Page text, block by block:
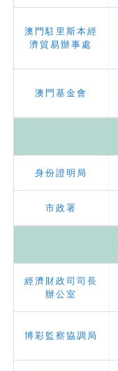
澳門駐里斯本經
濟貿易辦事處
澳門基金會
身份證明局
市政署
經濟財政司司長
辦公室
博彩監察協調局